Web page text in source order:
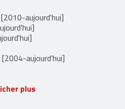
[2010-aujourd'hui]
aujourd'hui]
plus